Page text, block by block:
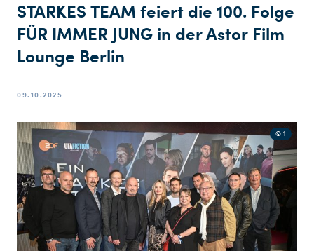
STARKES TEAM feiert die 100. Folge
FÜR IMMER JUNG in der Astor Film
Lounge Berlin
09.10.2025
© 1